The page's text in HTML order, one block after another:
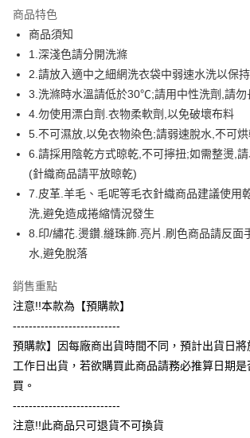
合作金庫商業銀行
華南商業銀行
上海商業儲蓄銀行
國泰世華商業銀行
兆豐國際商
臺灣中小企業銀行
台中商業銀行
匯豐（台灣）商業銀行
華泰商業銀行
聯邦商業銀行
遠東國際商業
元大商業銀行
永豐商業銀行
玉山商業銀行
星展（台灣
台新國際商業銀行
台灣樂天信用卡公司
6 期 0 利率 每期
華南商業銀行
上海商業儲蓄銀行
台北富邦商
國泰世華商業銀行
兆豐國際商
臺灣中小企業銀行
台中商業銀行
匯豐（台灣）商業銀行
華泰商業銀行
聯邦商業銀行
遠東國際商
元大商業銀行
永豐商業銀行
玉山商業銀行
台新國際商業銀行
中國信託商
台灣樂天信用卡公司
12 期 0 利率 每期
合作金庫商業銀行
第一商業銀行
上海商業儲蓄銀行
台北富邦商
國泰世華商業銀行
兆豐國際商業
臺灣中小企業銀行
台中商業銀行
匯豐（台灣）商業銀行
華泰商業銀行
聯邦商業銀行
元大商業銀行
永豐商業銀行
玉山商業銀行
星展（台灣
台新國際商業銀行
台灣樂天信用卡公司
超商取貨付款
LINE Pay
Apple Pay
街口支付
悠遊付
Google Pay
全盈+PAY
大哥付你分期
相關說明
1.本服務由台灣大哥大提供，台灣大哥大用戶可立即使
2.付款方式選擇「大哥付你分期」，訂單成立後會自
流程，驗證手機門號後，選擇欲分期的期數、繳款截
成交易。
3.實際核准額度、可分期數及費用金額請依後續交易確
消。如遇「轉專審核」未通過狀況，表示未達大哥付你
法說明評估內容。
AFTEE先享後付
相關說明
【關於「AFTEE先享後付」】
AFTEE先享後付是「在收到商品之後才付款」的支付方
１．簡單：不需註冊會員、不需綁卡、不需儲值。
２．便利：只要手機號碼，簡訊認證，即可結帳。
ATM付款
運送方式
商品特色
商品須知
1.深淺色請分開洗滌
2.請放入適中之細網洗衣袋中弱速水洗以保
3.洗滌時水溫請低於30℃;請用中性洗劑,請勿
4.勿使用漂白劑.衣物柔軟劑,以免破壞布料
5.不可濕放,以免衣物染色;請弱速脫水,不可
6.請採用陰乾方式晾乾,不可擰扭;如需整燙,請
(針織商品請平放晾乾)
7.皮革.羊毛、毛呢等毛衣針織商品建議使用
洗,避免造成捲縮情況發生
8.印/繡花.燙鑽.縫珠飾.亮片.刷色商品請反面
水,避免脫落
銷售重點
注意!!本款為【預購款】
---------------------------
預購款】因每廠商出貨時間不同，預計出貨日
工作日出貨，若欲購買此商品請務必推算日期
買。
---------------------------
注意!!此商品只可退貨不可換貨